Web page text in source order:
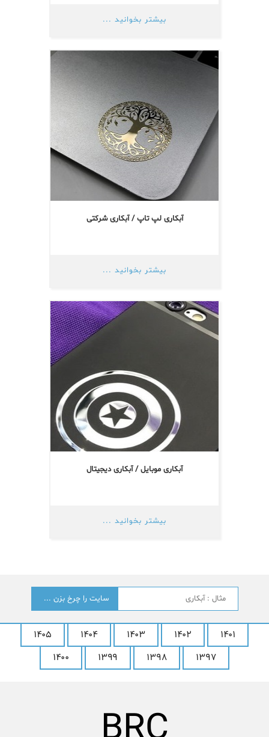
بیشتر بخوانید ...
آبکاری لپ تاپ / آبکاری شرکتی
بیشتر بخوانید ...
آبکاری موبایل / آبکاری دیجیتال
بیشتر بخوانید ...
جستجو
۱۴۰۵ ۱۴۰۴ ۱۴۰۳ ۱۴۰۲
۱۴۰۱
۱۴۰۰
۱۳۹۹ ۱۳۹۸ ۱۳۹۷